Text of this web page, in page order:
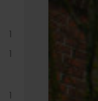
1
1
1